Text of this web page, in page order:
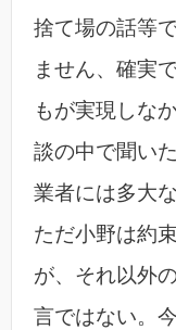
捨て場の話等
ません、確実
もが実現しな
談の中で聞い
業者には多大
ただ小野は約
が、それ以外
言ではない。